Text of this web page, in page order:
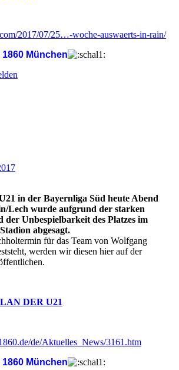
2017/07/25…-woche-auswaerts-in-rain/
1860 München
in der Bayernliga Süd heute Abend
Lech wurde aufgrund der starken
der Unbespielbarkeit des Platzes im
abgesagt.
für das Team von Wolfgang
werden wir diesen hier auf der
DER U21
de/Aktuelles_News/3161.htm
1860 München